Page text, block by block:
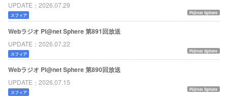
UPDATE 2026.07.29
Pl@net Sphere
スフィア
Webラジオ Pl@net Sphere 第891回放送
UPDATE 2026.07.22
Pl@net Sphere
スフィア
Webラジオ Pl@net Sphere 第890回放送
UPDATE 2026.07.15
Pl@net Sphere
スフィア